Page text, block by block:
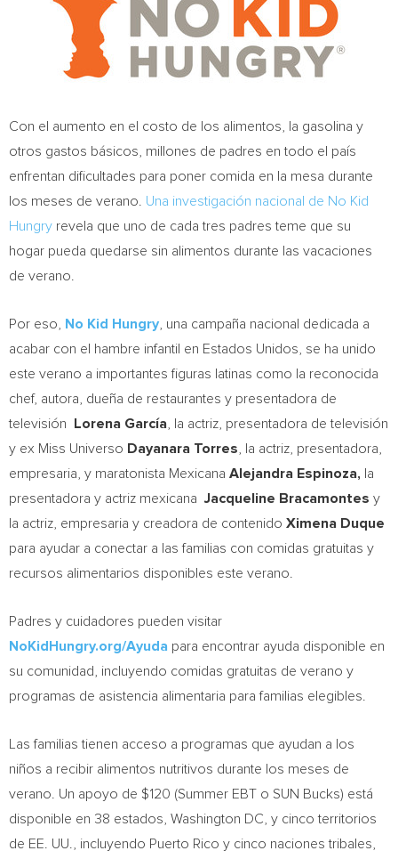
Con el aumento en el costo de los alimentos, la gasolina y
otros gastos básicos, millones de padres en todo el país
enfrentan dificultades para poner comida en la mesa durante
los meses de verano. Una investigación nacional de No Kid
Hungry revela que uno de cada tres padres teme que su
hogar pueda quedarse sin alimentos durante las vacaciones
de verano.
Por eso, No Kid Hungry , una campaña nacional dedicada a
acabar con el hambre infantil en Estados Unidos, se ha unido
este verano a importantes figuras latinas como la reconocida
chef, autora, dueña de restaurantes y presentadora de
televisión
Lorena García , la actriz, presentadora de televisión
y ex Miss Universo Dayanara Torres , la actriz, presentadora,
empresaria, y maratonista Mexicana Alejandra Espinoza, la
presentadora y actriz mexicanaJacqueline Bracamontes y
la actriz, empresaria y creadora de contenido Ximena Duque
para ayudar a conectar a las familias con comidas gratuitas y
recursos alimentarios disponibles este verano.
Padres y cuidadores pueden visitar
NoKidHungry.org/Ayuda para encontrar ayuda disponible en
su comunidad, incluyendo comidas gratuitas de verano y
programas de asistencia alimentaria para familias elegibles.
Las familias tienen acceso a programas que ayudan a los
niños a recibir alimentos nutritivos durante los meses de
verano. Un apoyo de $120 (Summer EBT o SUN Bucks) está
disponible en 38 estados, Washington DC, y cinco territorios
de EE. UU., incluyendo Puerto Rico y cinco naciones tribales,